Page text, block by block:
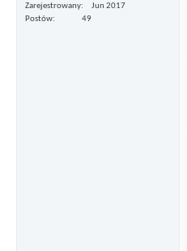
Zarejestrowany
Jun 2017
Postów
49